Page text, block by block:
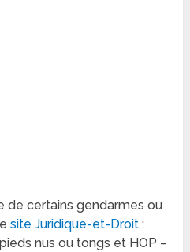
de certains gendarmes ou
site Juridique-et-Droit :
nus ou tongs et HOP –